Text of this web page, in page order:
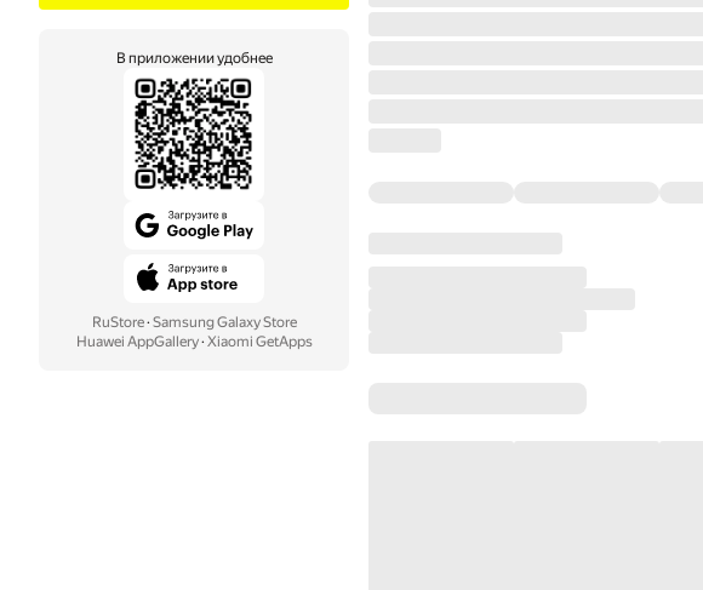
В приложении удобнее
RuStore· Samsung Galaxy Store
Huawei AppGallery· Xiaomi GetApps